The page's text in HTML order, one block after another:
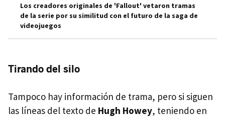
Los creadores originales de 'Fallout' vetaron tramas
de la serie por su similitud con el futuro de la saga de
videojuegos
Tirando del silo
Tampoco hay información de trama, pero si siguen
las líneas del texto de Hugh Howey, teniendo en